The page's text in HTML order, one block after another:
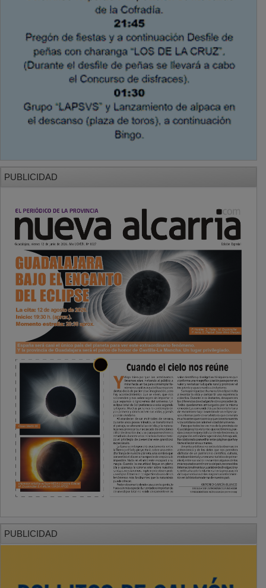
PUBLICIDAD
PUBLICIDAD